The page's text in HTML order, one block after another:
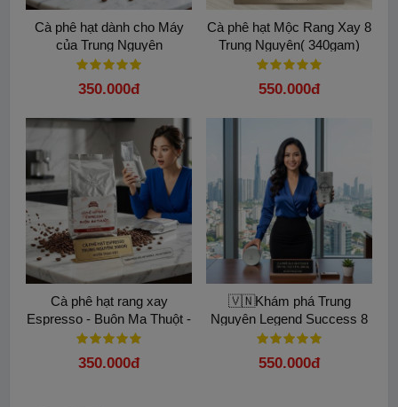
Cà phê hạt dành cho Máy
của Trung Nguyên
Espresso( Túi 500gam)
350.000đ
Cà phê hạt Mộc Rang Xay 8
Trung Nguyên( 340gam)
550.000đ
Cà phê hạt rang xay
Espresso - Buôn Ma Thuột -
500gram: Bí quyết pha máy
chuẩn vị
350.000đ
🇻🇳Khám phá Trung
Nguyên Legend Success 8
Trọng lượng 340gam Lon
Thiếc 100% Arabica
550.000đ